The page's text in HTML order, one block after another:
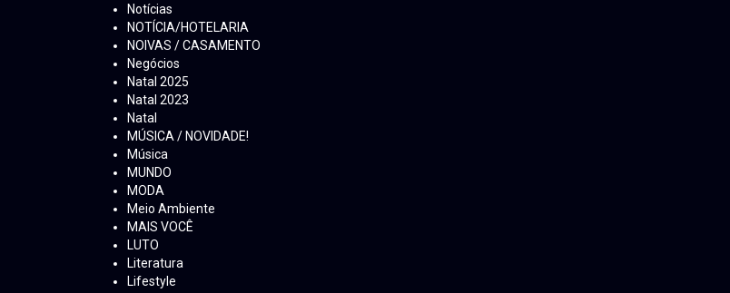
Notícias
NOTÍCIA/HOTELARIA
NOIVAS / CASAMENTO
Negócios
Natal 2025
Natal 2023
Natal
MÚSICA / NOVIDADE!
Música
MUNDO
MODA
Meio Ambiente
MAIS VOCÊ
LUTO
Literatura
Lifestyle